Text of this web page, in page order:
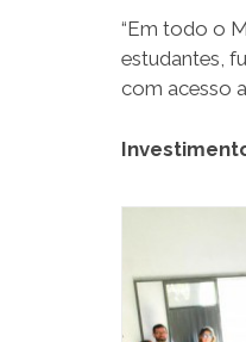
“Em todo o
estudantes,
com acesso